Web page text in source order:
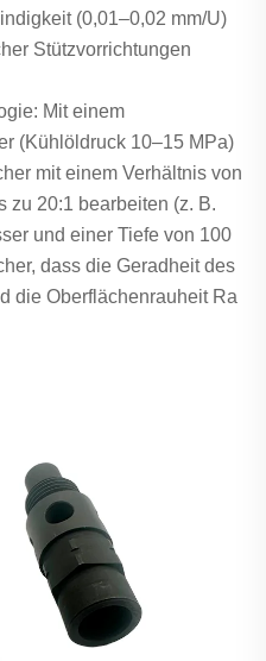
(0,01–0,02 mm/U)
Stützvorrichtungen
Mit einem
(Kühlöldruck 10–15 MPa)
mit einem Verhältnis von
zu 20:1 bearbeiten (z. B.
und einer Tiefe von 100
dass die Geradheit des
die Oberflächenrauheit Ra